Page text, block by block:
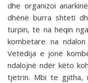
dhe organizoi
dhënë burra shteti
turpin, të na heqin
kombetare na
Vetëdija e jonë
ndalojnë ndër këto
tjetrin. Mbi te gjitha,